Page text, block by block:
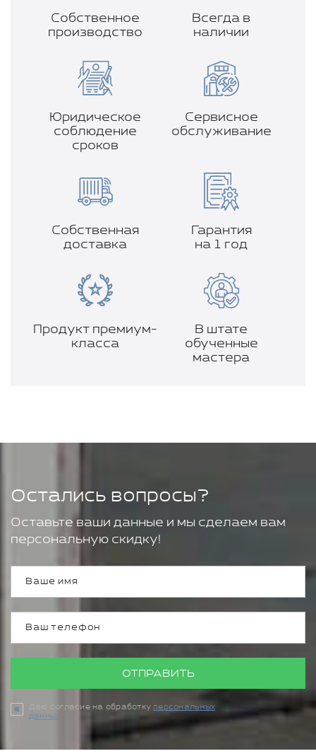
Собственное
производство
Всегда в
наличии
Юридическое
соблюдение
сроков
Сервисное
обслуживание
Собственная
доставка
Гарантия
на 1 год
Продукт премиум-
класса
В штате
обученные
мастера
Остались вопросы?
Оставьте ваши данные и мы сделаем вам
персональную скидку!
ОТПРАВИТЬ
Даю согласие на обработку персональных
данных